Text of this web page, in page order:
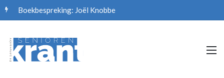
Boekbespreking: Joël Knobbe